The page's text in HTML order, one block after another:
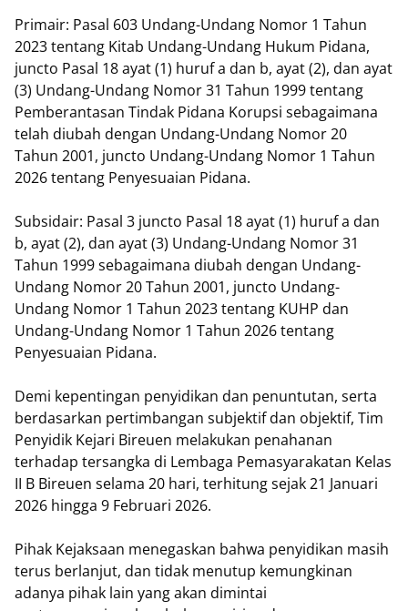
Primair: Pasal 603 Undang-Undang Nomor 1 Tahun
2023 tentang Kitab Undang-Undang Hukum Pidana,
juncto Pasal 18 ayat (1) huruf a dan b, ayat (2), dan ayat
(3) Undang-Undang Nomor 31 Tahun 1999 tentang
Pemberantasan Tindak Pidana Korupsi sebagaimana
telah diubah dengan Undang-Undang Nomor 20
Tahun 2001, juncto Undang-Undang Nomor 1 Tahun
2026 tentang Penyesuaian Pidana.
Subsidair: Pasal 3 juncto Pasal 18 ayat (1) huruf a dan
b, ayat (2), dan ayat (3) Undang-Undang Nomor 31
Tahun 1999 sebagaimana diubah dengan Undang-
Undang Nomor 20 Tahun 2001, juncto Undang-
Undang Nomor 1 Tahun 2023 tentang KUHP dan
Undang-Undang Nomor 1 Tahun 2026 tentang
Penyesuaian Pidana.
Demi kepentingan penyidikan dan penuntutan, serta
berdasarkan pertimbangan subjektif dan objektif, Tim
Penyidik Kejari Bireuen melakukan penahanan
terhadap tersangka di Lembaga Pemasyarakatan Kelas
II B Bireuen selama 20 hari, terhitung sejak 21 Januari
2026 hingga 9 Februari 2026.
Pihak Kejaksaan menegaskan bahwa penyidikan masih
terus berlanjut, dan tidak menutup kemungkinan
adanya pihak lain yang akan dimintai